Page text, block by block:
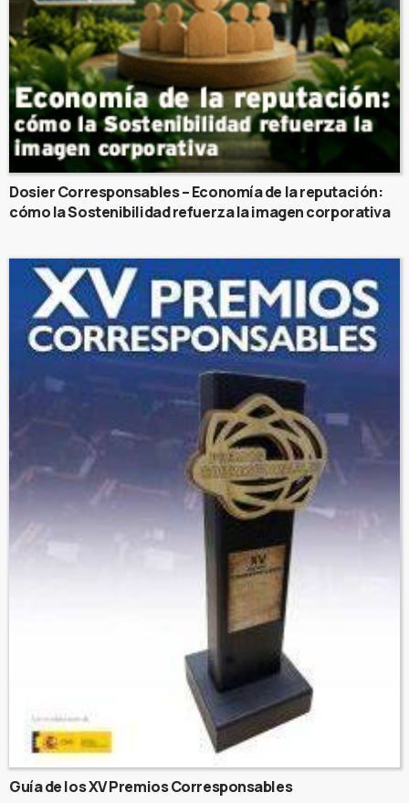
Dosier Corresponsables – Economía de la reputación:
cómo la Sostenibilidad refuerza la imagen corporativa
Guía de los XV Premios Corresponsables